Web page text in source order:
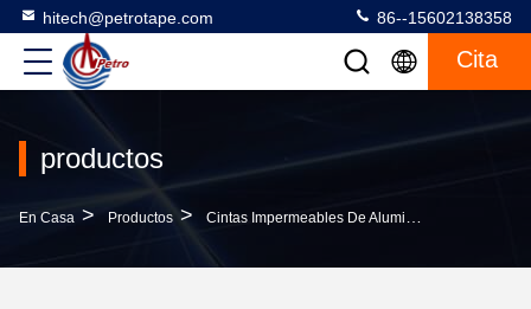
hitech@petrotape.com 86--15602138358
Cita
productos
En Casa > Productos > Cintas Impermeables De Aluminio